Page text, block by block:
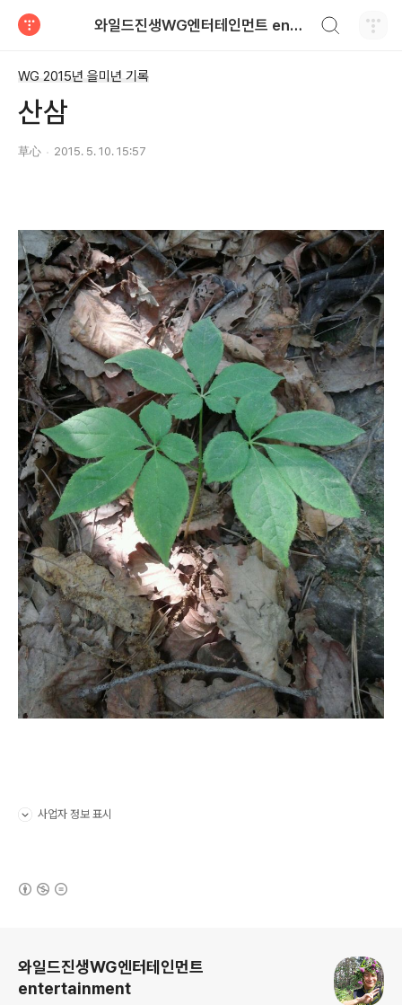
와일드진생WG엔터테인먼트 entertainment
WG 2015년 을미년 기록
산삼
草心 2015. 5. 10. 15:57
사업자 정보 표시
와일드진생WG엔터테인먼트
entertainment